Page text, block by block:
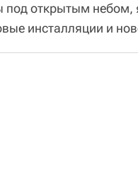
под открытым
инсталляции и